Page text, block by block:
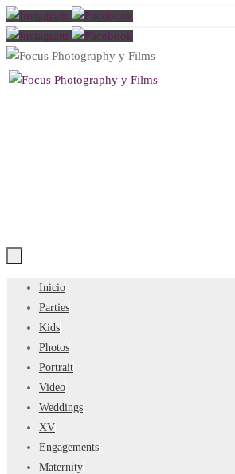
Saltar
al
contenido
Saltar
contenido
Inicio
Parties
Kids
Photos
Portrait
Video
Weddings
XV
Engagements
Maternity